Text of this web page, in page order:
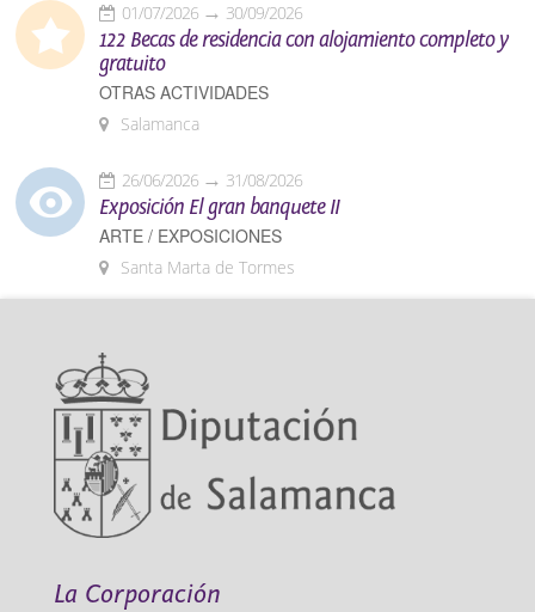
01/07/2026 30/09/2026
122 Becas de residencia con alojamiento completo y
gratuito
OTRAS ACTIVIDADES
Salamanca
26/06/2026 31/08/2026
Exposición El gran banquete II
ARTE / EXPOSICIONES
Santa Marta de Tormes
La Corporación